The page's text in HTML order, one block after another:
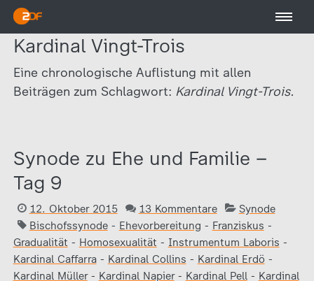
Kardinal Vingt-Trois
Eine chronologische Auflistung mit allen
Beiträgen zum Schlagwort: Kardinal Vingt-Trois.
Synode zu Ehe und Familie –
Tag 9
12. Oktober 2015 13 Kommentare
Synode
Bischofssynode- Ehevorbereitung - Franziskus -
Gradualität - Homosexualität - Instrumentum Laboris -
Kardinal Caffarra- Kardinal Collins - Kardinal Erdö -
Kardinal Müller- Kardinal Napier- Kardinal Pell- Kardinal